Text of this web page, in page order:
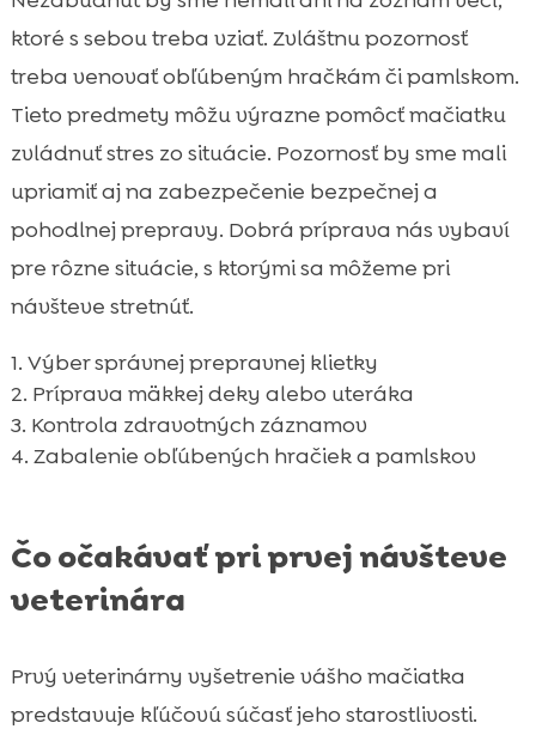
ktoré s sebou treba vziať. Zvláštnu pozornosť
treba venovať obľúbeným hračkám či pamlskom.
Tieto predmety môžu výrazne pomôcť mačiatku
zvládnuť stres zo situácie. Pozornosť by sme mali
upriamiť aj na zabezpečenie bezpečnej a
pohodlnej prepravy. Dobrá príprava nás vybaví
pre rôzne situácie, s ktorými sa môžeme pri
návšteve stretnúť.
Výber správnej prepravnej klietky
Príprava mäkkej deky alebo uteráka
Kontrola zdravotných záznamov
Zabalenie obľúbených hračiek a pamlskov
Čo očakávať pri prvej návšteve
veterinára
Prvý veterinárny vyšetrenie vášho mačiatka
predstavuje kľúčovú súčasť jeho starostlivosti.